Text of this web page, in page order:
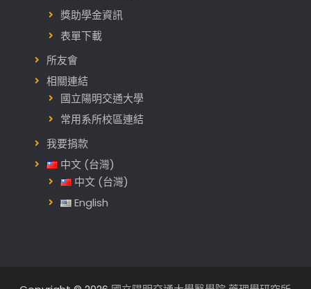
獎助學金資訊
表單下載
所友會
相關連結
國立陽明交通大學
常用系所校區連結
我要捐款
中文 (台灣)
中文 (台灣)
English